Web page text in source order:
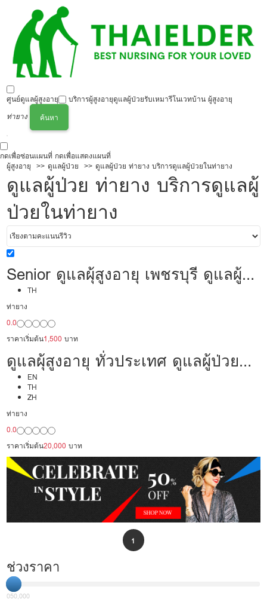
ศูนย์ดูแลผู้สูงอายุ บริการผู้สูงอายุดูแลผู้ป่วยรับเหมารีโนเวทบ้าน ผู้สูงอายุ
ท่ายาง
ค้นหา
กดเพื่อซ่อนแผนที่ กดเพื่อแสดงแผนที่
ผู้สูงอายุ
ดูแลผู้ป่วย ดูแลผู้ป่วย ท่ายาง บริการดูแลผู้ป่วยในท่ายาง
ดูแลผู้ป่วย ท่ายาง บริการดูแลผู้
ป่วยในท่ายาง
Senior ดูแลผุ้สูงอายุ เพชรบุรี ดูแลผู้
ป่วย 18,000/เดือน พร้อมดูแล มี
ประสบการณ์
TH
ท่ายาง
0.0
ราคาเริ่มต้น1,500 บาท
ดูแลผุ้สูงอายุ ทั่วประเทศ ดูแลผู้ป่วย
20,000/เดือน มืออาชีพ ได้ภาษา รับ
ต่างชาติ
EN
TH
ZH
ท่ายาง
0.0
ราคาเริ่มต้น20,000 บาท
1
ช่วงราคา
050,000